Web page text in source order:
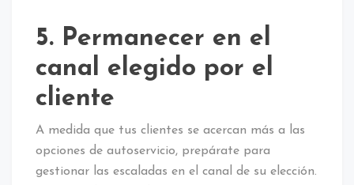
5. Permanecer en el
canal elegido por el
cliente
A medida que tus clientes se acercan más a las
opciones de autoservicio, prepárate para
gestionar las escaladas en el canal de su elección.